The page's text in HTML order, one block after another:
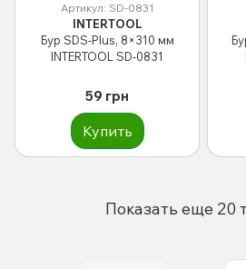
Артикул: SD-0831
INTERTOOL
Бур SDS-Plus, 8×310 мм
INTERTOOL SD-0831
59 грн
Купить
Показать еще 20